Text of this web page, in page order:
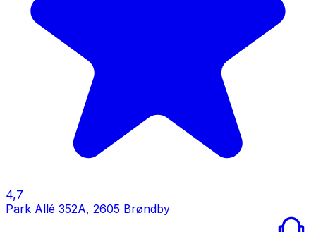
4,7
Park Allé 352A, 2605 Brøndby